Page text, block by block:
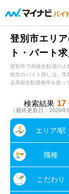
登別市エリ
ト・パート
登別市で高校生歓迎の人
校生のバイト探しは、学
る高校生歓迎条件を使っ
検索結果 17
（最終更新日：2026年
エリア/駅
職種
こだわり